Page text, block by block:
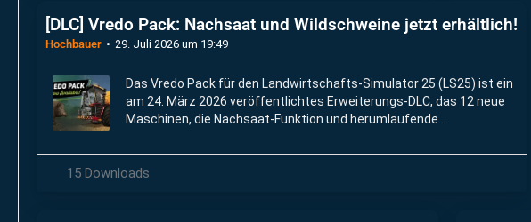
[DLC] Vredo Pack: Nachsaat und Wildschweine jetzt erhältlich!
Hochbauer 29. Juli 2026 um 19:49
Das Vredo Pack für den Landwirtschafts-Simulator 25 (LS25) ist ein
am 24. März 2026 veröffentlichtes Erweiterungs-DLC, das 12 neue
Maschinen, die Nachsaat-Funktion und herumlaufende
15 Downloads